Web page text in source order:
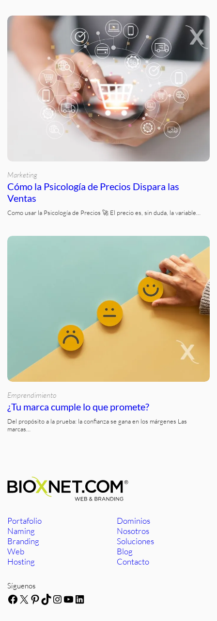
Marketing
Cómo la Psicología de Precios Dispara las
Ventas
Como usar la Psicología de Precios 🚀 El precio es, sin duda, la variable…
Emprendimiento
¿Tu marca cumple lo que promete?
Del propósito a la prueba: la confianza se gana en los márgenes Las
marcas…
Portafolio
Naming
Branding
Web
Hosting
Dominios
Nosotros
Soluciones
Blog
Contacto
Síguenos
Facebook
X Pinterest
TikTok
Instagram
YouTube
LinkedIn